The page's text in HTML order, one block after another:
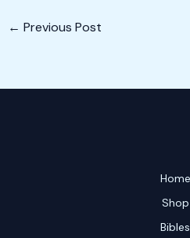
← Previous Post
Home
Shop
Bibles